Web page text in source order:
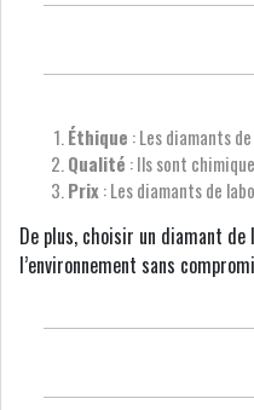
Éthique : Les diamants
Qualité : Ils sont
Prix : Les diamants de
De plus, choisir un diamant
l’environnement sans